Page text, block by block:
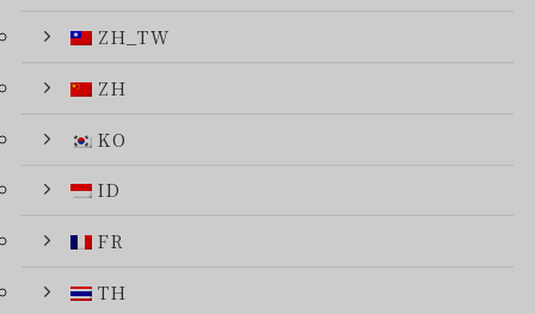
ZH_TW
ZH
KO
ID
FR
TH